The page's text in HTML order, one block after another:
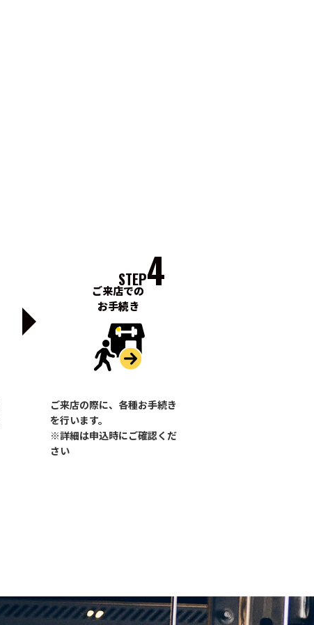
STEP4
ご来店での
お手続き
ご来店の際に、各種お手続き
を行います。
※詳細は申込時にご確認くだ
さい